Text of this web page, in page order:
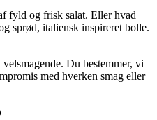
fyld og frisk salat. Eller hvad
sprød, italiensk inspireret bolle.
Du bestemmer, vi
med hverken smag eller